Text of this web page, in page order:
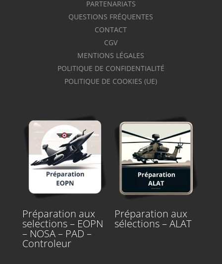
PARTENARIATS
QUESTIONS FRÉQUENTES
CONTACT
CGV
MENTIONS LÉGALES
POLITIQUE DE CONFIDENTIALITÉ
POLITIQUE DE COOKIES (UE)
Préparation aux
selections – EOPN
– NOSA – PAD –
Controleur
Préparation aux
sélections – ALAT